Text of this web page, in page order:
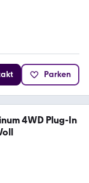
Parken
4WD Plug-In